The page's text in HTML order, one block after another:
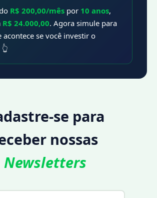
R$ 200,00/mês por 10 anos,
R$ 24.000,00. Agora simule para
acontece se você investir o
se para
nossas
Newsletters